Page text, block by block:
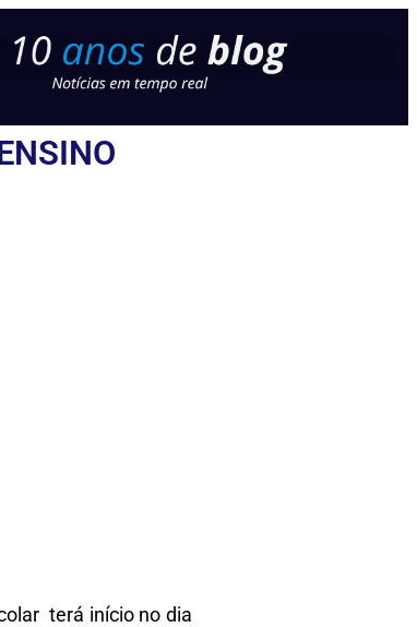
terá início no dia